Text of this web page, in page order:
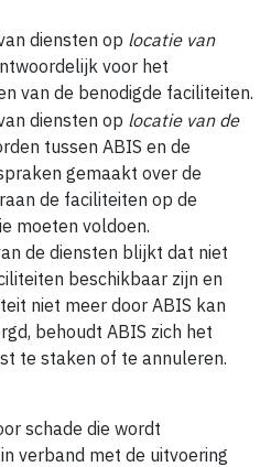
diensten op locatie van
voor het
van de benodigde faciliteiten.
diensten op locatie van de
tussen ABIS en de
gemaakt over de
de faciliteiten op de
moeten voldoen.
de diensten blijkt dat niet
beschikbaar zijn en
niet meer door ABIS kan
behoudt ABIS zich het
te staken of te annuleren.
schade die wordt
verband met de uitvoering